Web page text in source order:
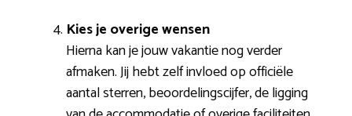
Kies je overige wensen
Hierna kan je jouw vakantie nog verder
afmaken. Jij hebt zelf invloed op officiële
aantal sterren, beoordelingscijfer, de ligging